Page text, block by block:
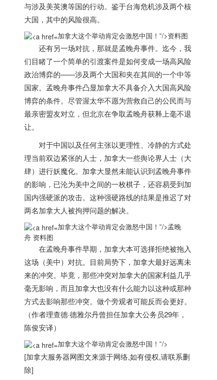
与涉及美英澳等国的行动。鉴于台海危机涉及两个核
大国，其中的风险很高。
加拿大这个举动肯定会激怒中国！”/>资料图
还有另一场对抗，那就是孟晚舟事件。迄今，我
们目睹了一个简单的引渡案件是如何变成一场高风险
政治博弈的——涉及两个大国和夹在其间的一个中等
国家。孟晚舟事件凸显加拿大不具备介入大国高风险
博弈的条件。尽管渥太华不愿为营救自己的公民而与
最亲密盟友对立，但北京在争取孟晚舟获释上毫不退
让。
对于中国以及任何主张以更理性、冷静的方式处
理当前双边紧张的人士， 加拿大一些舆论界人士（大
肆）进行妖魔化。 加拿大显然未能认识到孟晚舟事件
的影响，已沦为美中之间的一枚棋子，还容易受到加
国内强硬派的攻击。 这种强硬路线的结果是推迟了对
两名加拿大人被拘押问题的解决。
加拿大这个举动肯定会激怒中国！”/>孟晚
舟 资料图
在孟晚舟事件早期， 加拿大本可选择拒绝被拖入
这场（美中）对抗。目前局势下， 加拿大最好远离未
来的冲突。毕竟，那些冲突对加拿大的国家利益几乎
毫无影响，而且加拿大也没有什么能力以这种或那种
方式去影响那些冲突。做个旁观者可能反而会更好。
（作者理查德·德雅尔丹曾担任加拿大公务员29年，
陈俊安译）
加拿大这个举动肯定会激怒中国！”/>
[加拿大服务器网图文来源于网络,如有侵权,请联系删
除]